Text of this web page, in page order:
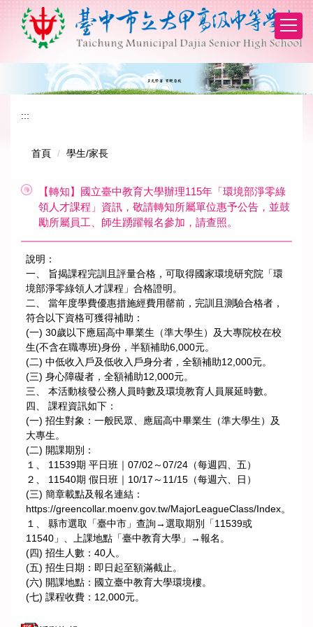
:::
首頁 學生/家長
【轉知】國立臺中教育大學辦理115年「環境部淨零綠
領人才課程」資訊，敬請轉知所屬單位惠予公告，並鼓
勵所屬員工、師生踴躍報名參加，請查照。
說明：
一、 旨揭課程完訓且評量合格，可取得國家環境研究院「環
境部淨零綠領人才課程」合格證明。
二、 當年度學費優惠措施經費用罄前，完訓且測驗合格者，
符合以下資格可獲得補助：
(一) 30歲以下應屆高中畢業生（準大學生）及大專院校在校
生(不含在職專班)身份，半額補助6,000元。
(二) 中低收入戶及低收入戶身分者，全額補助12,000元。
(三) 身心障礙者，全額補助12,000元。
三、 本活動核發公務人員時數及環境教育人員展延時數。
四、 課程資訊如下：
(一) 招生對象：一般民眾、應屆高中畢業生（準大學生）及
大專生。
(二) 開課期別：
１、 11539期 平日班｜07/02～07/24（每週四、五）
２、 11540期 假日班｜10/17～11/15（每週六、日）
(三) 簡章載點及報名連結：
https://greencollar.moenv.gov.tw/MajorLeagueClass/Index。
１、 縣市選取「臺中市」查詢→選取期別「11539或
11540」、上課地點「臺中教育大學」→報名。
(四) 招生人數：40人。
(五) 招生日期：即日起至額滿截止。
(六) 開課地點：國立臺中教育大學環境樓。
(七) 課程收費：12,000元。